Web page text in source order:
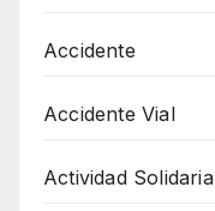
Accidente
Accidente Vial
Actividad Solidaria